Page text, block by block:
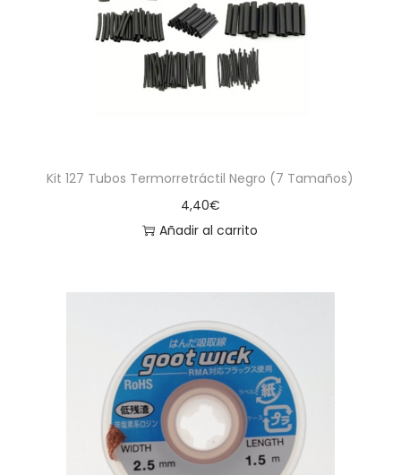
a
c
i
ó
i
d
o
Kit 127 Tubos Termorretráctil Negro (7 Tamaños)
4,40€
Añadir al carrito